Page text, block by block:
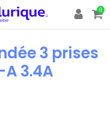
0
3 prises
A 3.4A